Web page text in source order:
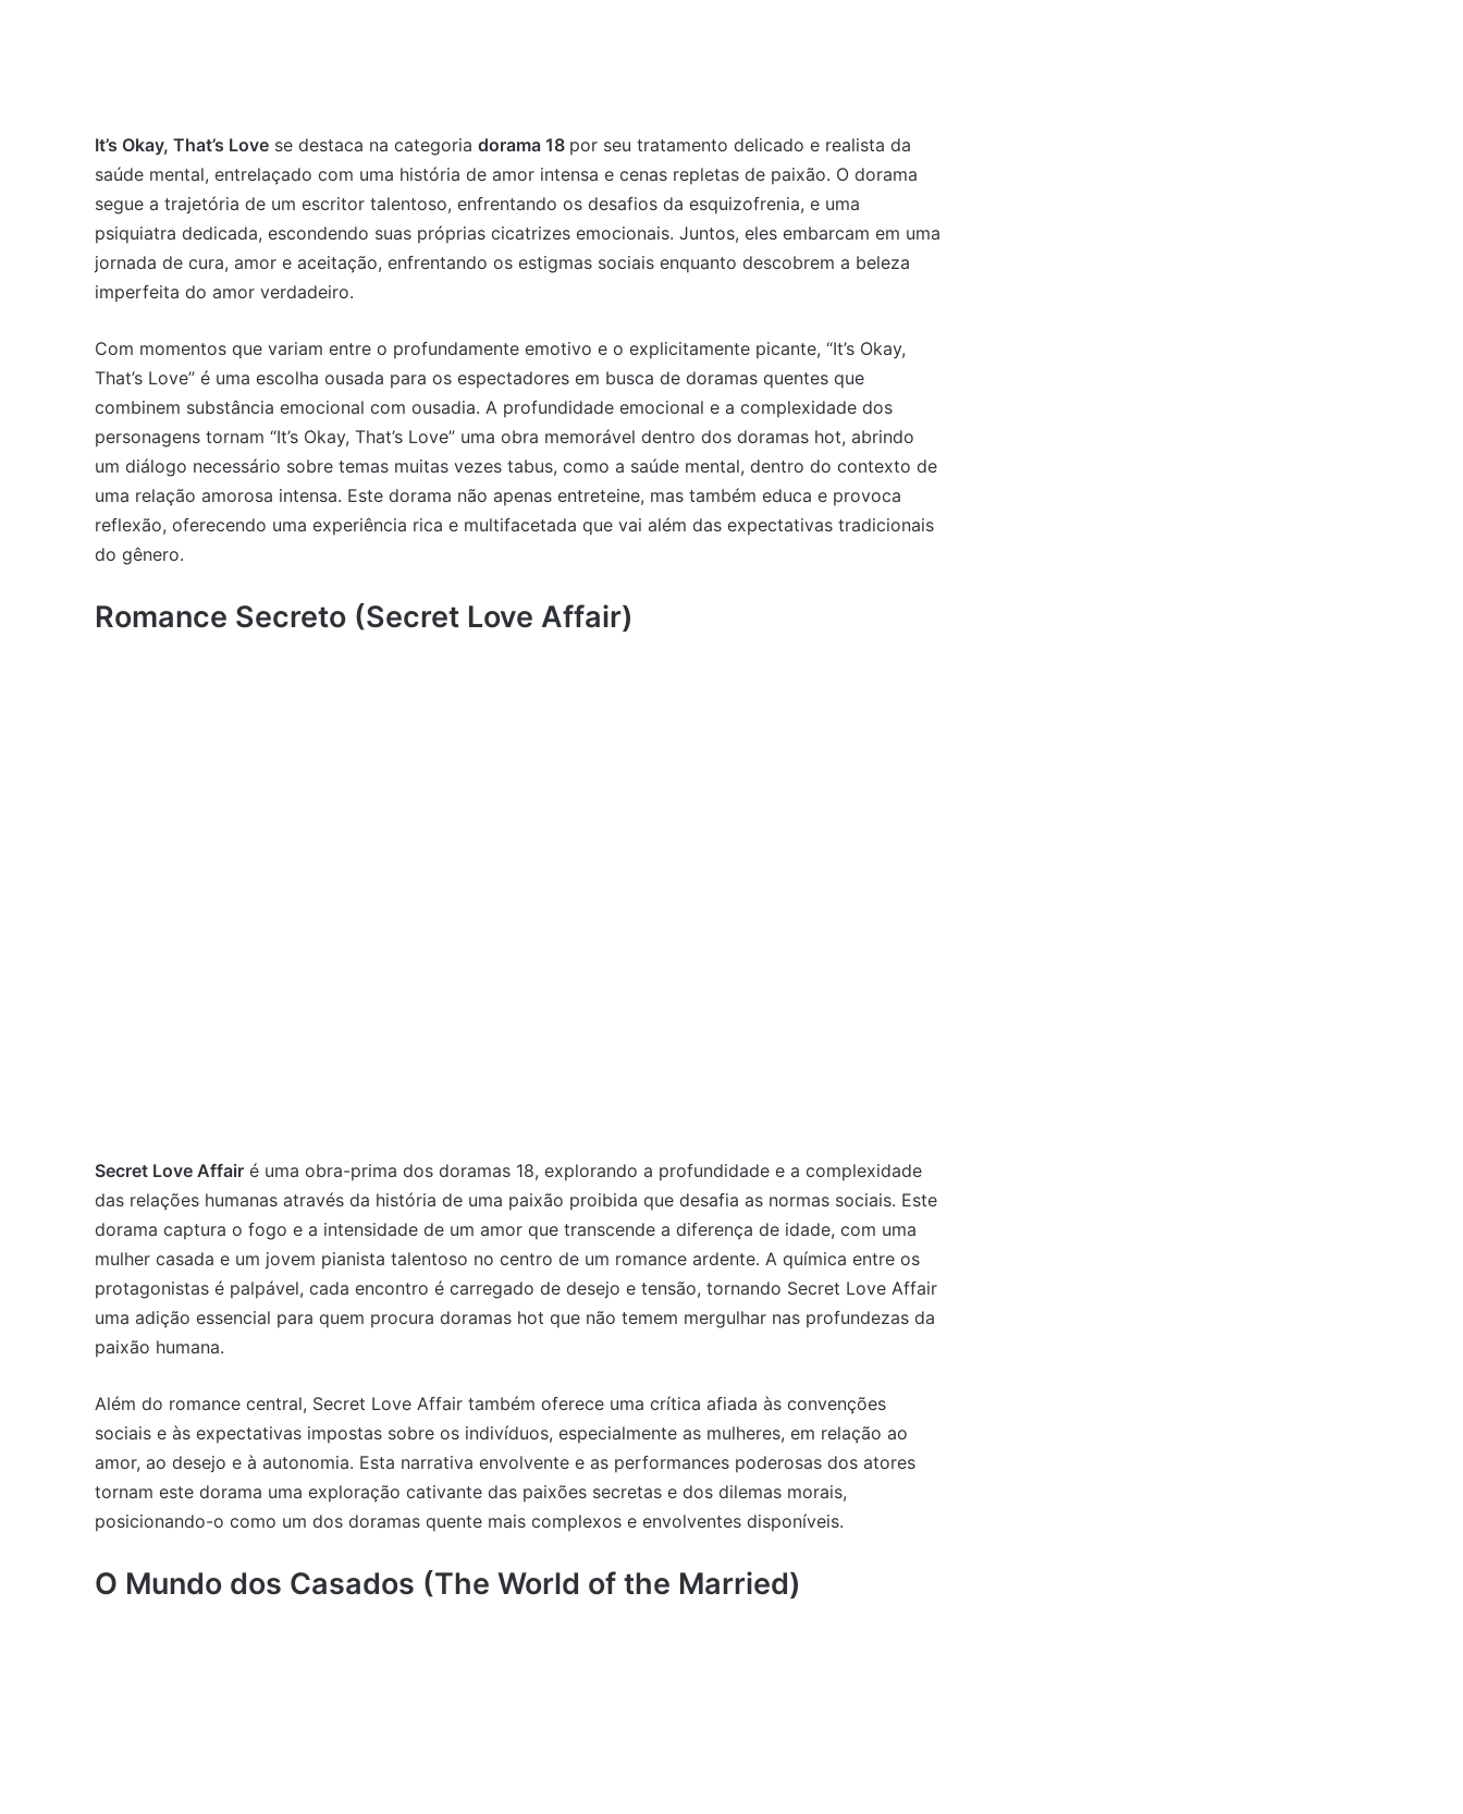
It’s Okay, That’s Love se destaca na categoria dorama 18 por seu tratamento delicado e realista da
saúde mental, entrelaçado com uma história de amor intensa e cenas repletas de paixão. O dorama
segue a trajetória de um escritor talentoso, enfrentando os desafios da esquizofrenia, e uma
psiquiatra dedicada, escondendo suas próprias cicatrizes emocionais. Juntos, eles embarcam em uma
jornada de cura, amor e aceitação, enfrentando os estigmas sociais enquanto descobrem a beleza
imperfeita do amor verdadeiro.
Com momentos que variam entre o profundamente emotivo e o explicitamente picante, “It’s Okay,
That’s Love” é uma escolha ousada para os espectadores em busca de doramas quentes que
combinem substância emocional com ousadia. A profundidade emocional e a complexidade dos
personagens tornam “It’s Okay, That’s Love” uma obra memorável dentro dos doramas hot, abrindo
um diálogo necessário sobre temas muitas vezes tabus, como a saúde mental, dentro do contexto de
uma relação amorosa intensa. Este dorama não apenas entreteine, mas também educa e provoca
reflexão, oferecendo uma experiência rica e multifacetada que vai além das expectativas tradicionais
do gênero.
Romance Secreto (Secret Love Affair)
Secret Love Affair é uma obra-prima dos doramas 18, explorando a profundidade e a complexidade
das relações humanas através da história de uma paixão proibida que desafia as normas sociais. Este
dorama captura o fogo e a intensidade de um amor que transcende a diferença de idade, com uma
mulher casada e um jovem pianista talentoso no centro de um romance ardente. A química entre os
protagonistas é palpável, cada encontro é carregado de desejo e tensão, tornando Secret Love Affair
uma adição essencial para quem procura doramas hot que não temem mergulhar nas profundezas da
paixão humana.
Além do romance central, Secret Love Affair também oferece uma crítica afiada às convenções
sociais e às expectativas impostas sobre os indivíduos, especialmente as mulheres, em relação ao
amor, ao desejo e à autonomia. Esta narrativa envolvente e as performances poderosas dos atores
tornam este dorama uma exploração cativante das paixões secretas e dos dilemas morais,
posicionando-o como um dos doramas quente mais complexos e envolventes disponíveis.
O Mundo dos Casados (The World of the Married)